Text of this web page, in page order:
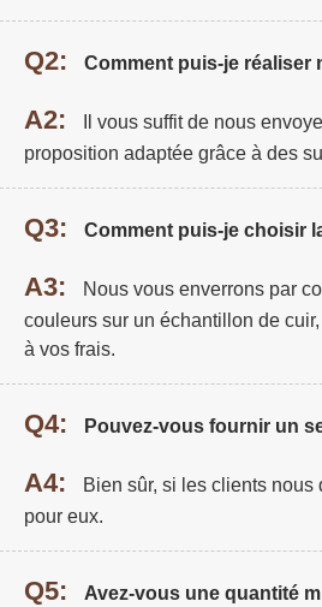
Q2: Comment puis-je réaliser
A2:
Il vous suffit de nous
proposition adaptée grâce à des
Q3: Comment puis-je choisir
A3:
Nous vous enverrons par
couleurs sur un échantillon de
à vos frais.
Q4: Pouvez-vous fournir un
A4:
Bien sûr, si les clients
pour eux.
Q5: Avez-vous une quantité